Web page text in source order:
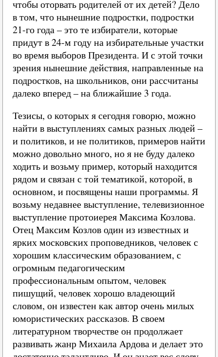
чтобы оторвать родителей от их детей? Дело
в том, что нынешние подростки, подростки
21-го года – это те избиратели, которые
придут в 24-м году на избирательные участки
во время выборов Президента. И с этой точки
зрения нынешние действия, направленные на
подростков, на школьников, они рассчитаны
далеко вперед – на ближайшие 3 года.
Тезисы, о которых я сегодня говорю, можно
найти в выступлениях самых разных людей –
и политиков, и не политиков, примеров найти
можно довольно много, но я не буду далеко
ходить и возьму пример, который находится
рядом и связан с той тематикой, которой, в
основном, и посвящены наши программы. Я
возьму недавнее выступление, телевизионное
выступление протоиерея Максима Козлова.
Отец Максим Козлов один из известных и
ярких московских проповедников, человек с
хорошим классическим образованием, с
огромным педагогическим
профессиональным опытом, человек
пишущий, человек хорошо владеющий
словом, он известен как автор очень милых
юмористических рассказов. В своем
литературном творчестве он продолжает
развивать жанр Михаила Ардова и делает это